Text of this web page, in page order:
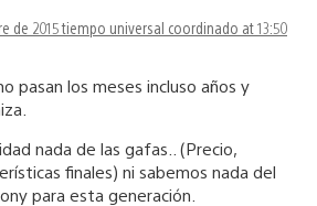
de 2015 tiempo universal coordinado at 13:50
pasan los meses incluso años y
nada de las gafas.. (Precio,
finales) ni sabemos nada del
para esta generación.